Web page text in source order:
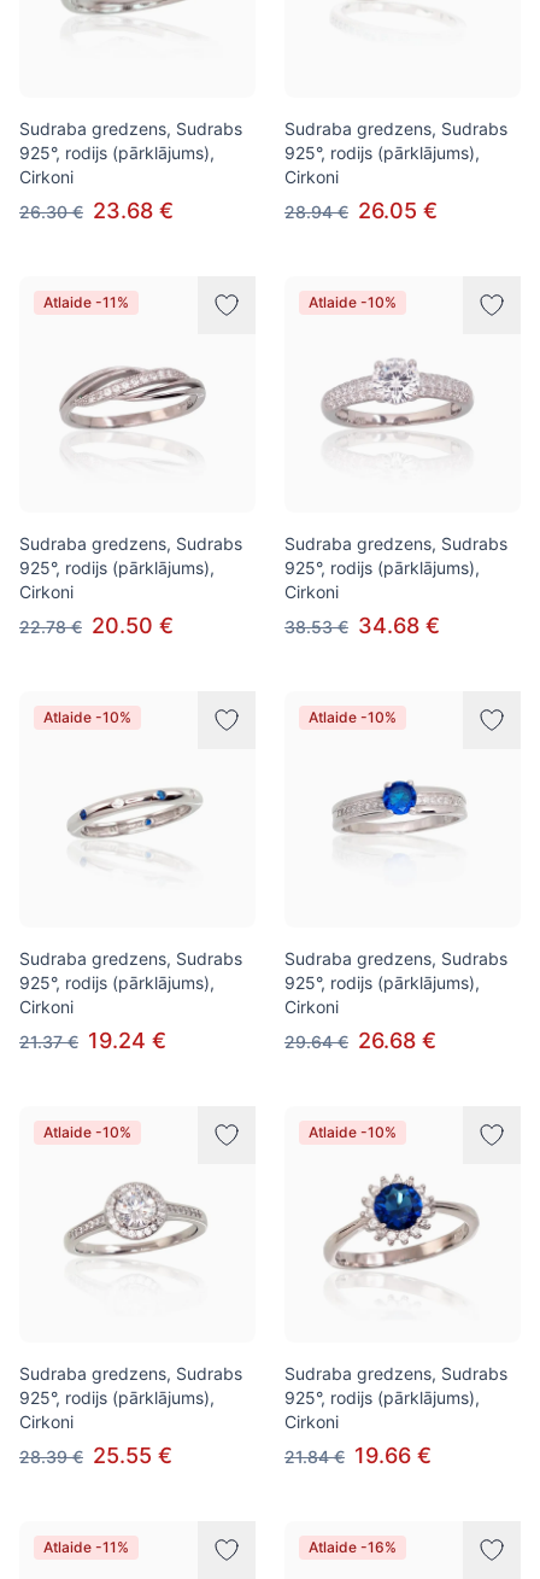
Sudraba gredzens, Sudrabs
925°, rodijs (pārklājums),
Cirkoni
26.30 € 23.68 €
Sudraba gredzens, Sudrabs
925°, rodijs (pārklājums),
Cirkoni
28.94 € 26.05 €
Atlaide -11%
Sudraba gredzens, Sudrabs
925°, rodijs (pārklājums),
Cirkoni
22.78 € 20.50 €
Atlaide -10%
Sudraba gredzens, Sudrabs
925°, rodijs (pārklājums),
Cirkoni
38.53 € 34.68 €
Atlaide -10%
Sudraba gredzens, Sudrabs
925°, rodijs (pārklājums),
Cirkoni
21.37 € 19.24 €
Atlaide -10%
Sudraba gredzens, Sudrabs
925°, rodijs (pārklājums),
Cirkoni
29.64 € 26.68 €
Atlaide -10%
Sudraba gredzens, Sudrabs
925°, rodijs (pārklājums),
Cirkoni
28.39 € 25.55 €
Atlaide -10%
Sudraba gredzens, Sudrabs
925°, rodijs (pārklājums),
Cirkoni
21.84 € 19.66 €
Atlaide -11% Atlaide -16%